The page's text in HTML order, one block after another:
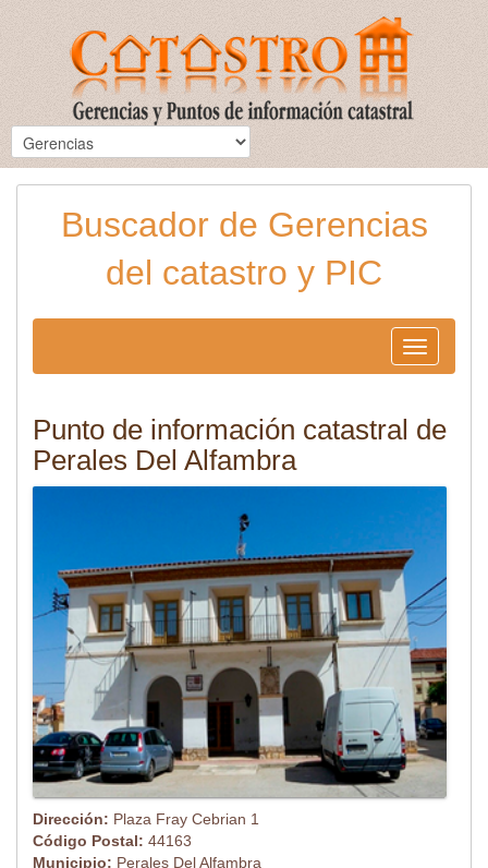
Buscador de Gerencias
del catastro y PIC
Toggle
navigation
Punto de información catastral de
Perales Del Alfambra
Dirección: Plaza Fray Cebrian 1
Código Postal: 44163
Municipio: Perales Del Alfambra